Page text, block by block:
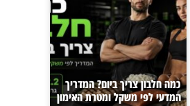
כמה חלבון צריך ביום? המדריך
המדעי לפי משקל ומטרת האימון